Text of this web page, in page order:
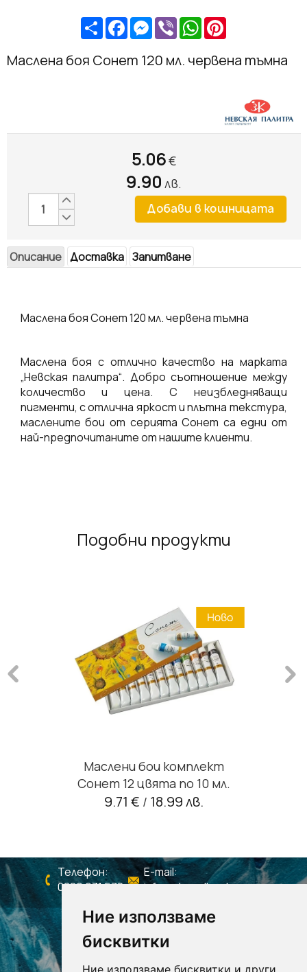
Ние използваме
бисквитки
Ние използваме бисквитки и други,
ShareFacebook
Messenger
ViberWhatsApp
Маслена боя Сонет 120 мл. червена тъмна
5.06€
9.90 лв.
Описание Доставка Запитване
Маслена боя Сонет 120 мл. червена тъмна
Маслена боя с отлично качество на марката
„Невская палитра“. Добро съотношение между
количество и цена. С неизбледняващи
пигменти, с отлична яркост и плътна текстура,
маслените бои от серията Сонет са едни от
най-предпочитаните от нашите клиенти.
Подобни продукти
Маслени бои комплект
Сонет 12 цвята по 10 мл.
9.71 € / 18.99 лв.
Телефон:
0886 931 578
E-mail:
info@shagall-colors.com